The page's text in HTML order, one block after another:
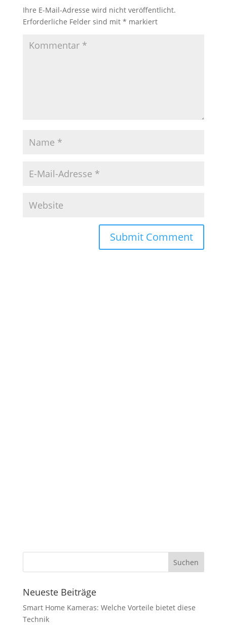
Ihre E-Mail-Adresse wird nicht veröffentlicht.
Erforderliche Felder sind mit * markiert
Neueste Beiträge
Smart Home Kameras: Welche Vorteile bietet diese
Technik